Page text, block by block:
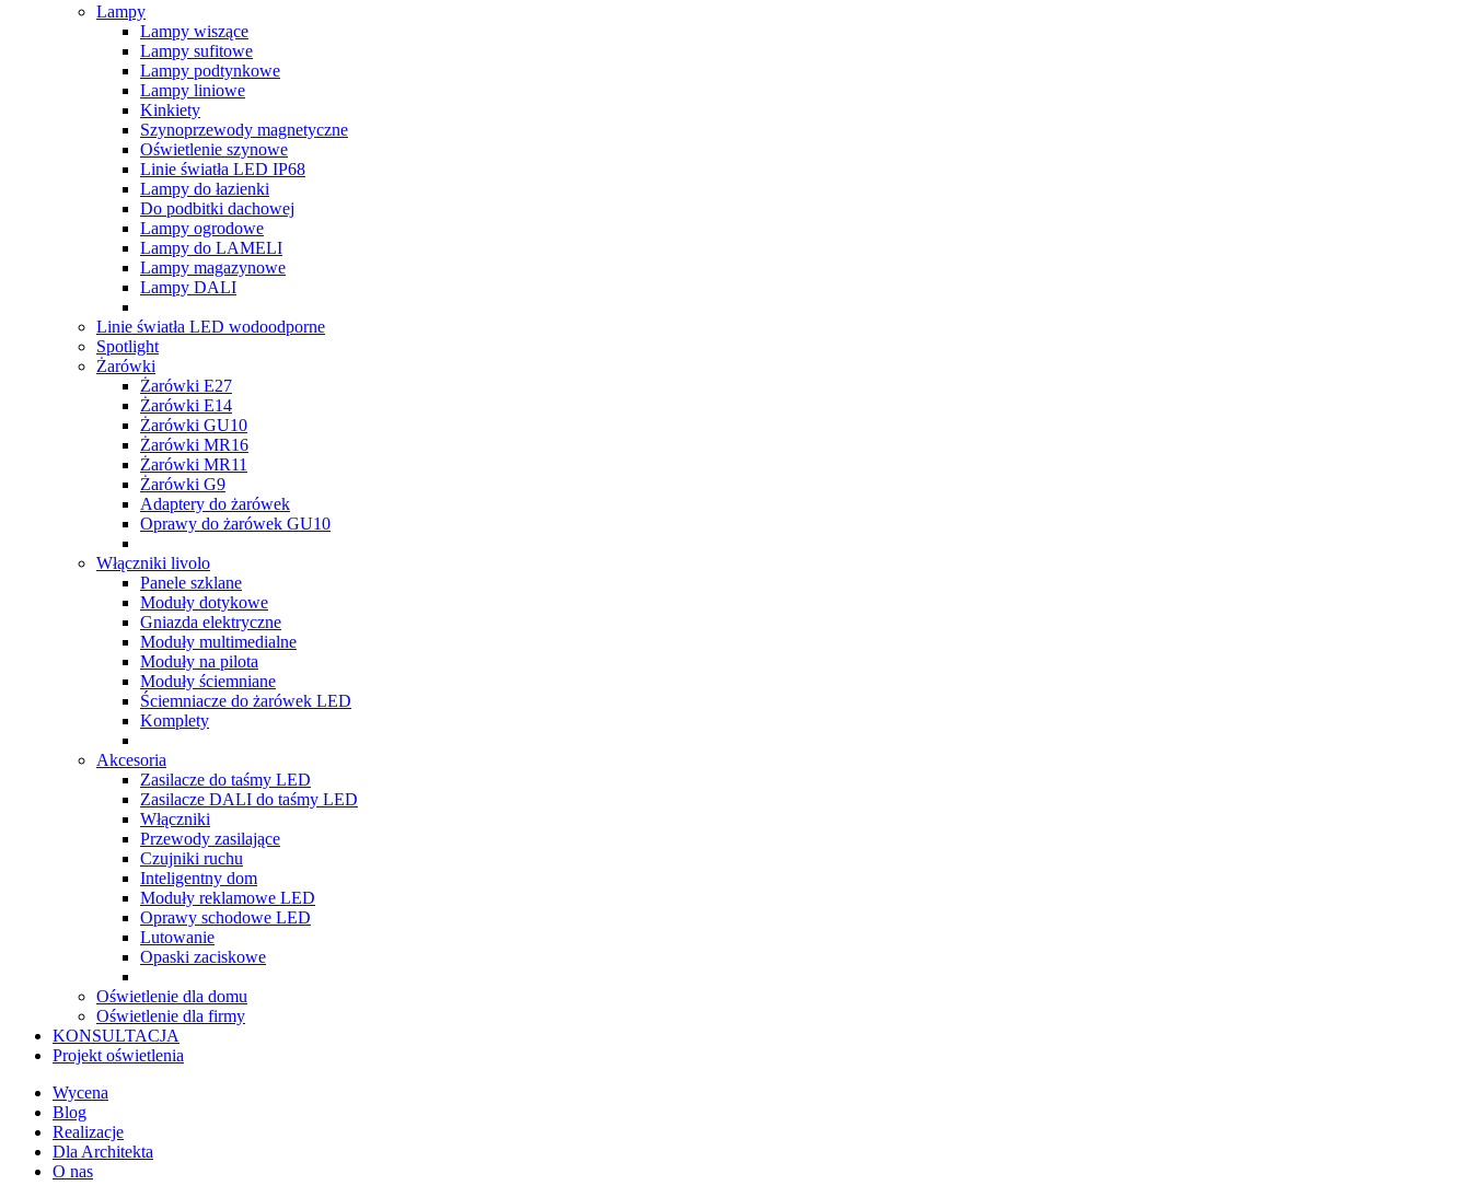
Lampy
Lampy wiszące
Lampy sufitowe
Lampy podtynkowe
Lampy liniowe
Kinkiety
Szynoprzewody magnetyczne
Oświetlenie szynowe
Linie światła LED IP68
Lampy do łazienki
Do podbitki dachowej
Lampy ogrodowe
Lampy do LAMELI
Lampy magazynowe
Lampy DALI
Linie światła LED wodoodporne
Spotlight
Żarówki
Żarówki E27
Żarówki E14
Żarówki GU10
Żarówki MR16
Żarówki MR11
Żarówki G9
Adaptery do żarówek
Oprawy do żarówek GU10
Włączniki livolo
Panele szklane
Moduły dotykowe
Gniazda elektryczne
Moduły multimedialne
Moduły na pilota
Moduły ściemniane
Ściemniacze do żarówek LED
Komplety
Akcesoria
Zasilacze do taśmy LED
Zasilacze DALI do taśmy LED
Włączniki
Przewody zasilające
Czujniki ruchu
Inteligentny dom
Moduły reklamowe LED
Oprawy schodowe LED
Lutowanie
Opaski zaciskowe
Oświetlenie dla domu
Oświetlenie dla firmy
KONSULTACJA
Projekt oświetlenia
Wycena
Blog
Realizacje
Dla Architekta
O nas